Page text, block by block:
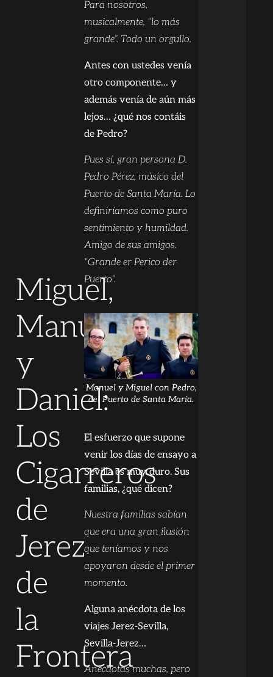
Miguel,
Manuel
y
Daniel:
Los
Cigarreros
de
Jerez
de
la
Frontera
Para nosotros,
musicalmente, “lo más
grande”. Todo un orgullo.
Antes con ustedes venía
otro componente… y
además venía de aún más
lejos… ¿qué nos contáis
de Pedro?
Pues sí, gran persona D.
Pedro Pérez, músico del
Puerto de Santa María. Lo
definiríamos como puro
sentimiento y humildad.
Amigo de sus amigos.
“Grande er Perico der
Puerto”.
Manuel y Miguel con Pedro,
del Puerto de Santa María.
El esfuerzo que supone
venir los días de ensayo a
Sevilla es muy duro. Sus
familias, ¿qué dicen?
Nuestra familias sabían
que era una gran ilusión
que teníamos y nos
apoyaron desde el primer
momento.
Alguna anécdota de los
viajes Jerez-Sevilla,
Sevilla-Jerez…
Anécdotas muchas, pero